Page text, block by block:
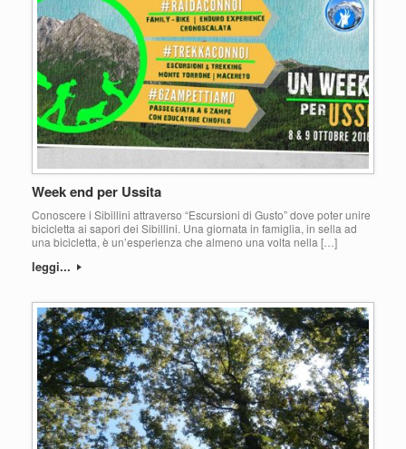
Week end per Ussita
Conoscere i Sibillini attraverso “Escursioni di Gusto” dove poter unire
bicicletta ai sapori dei Sibillini. Una giornata in famiglia, in sella ad
una bicicletta, è un’esperienza che almeno una volta nella […]
leggi...